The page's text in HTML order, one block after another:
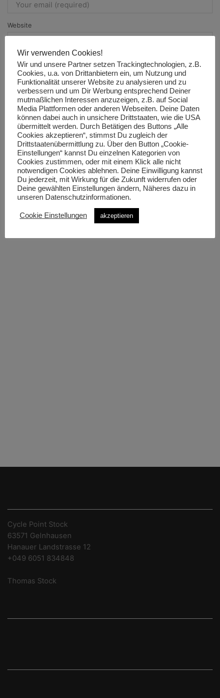
Website
Save my name, email, and website in this browser for
the next time I comment.
Bike Leasing
JobRad – mit dem Dienstfahrrad zur Arbeit. Jetzt
informieren!
jetzt informieren
Cycle Point Stock
63571 Gelnhausen
Hanauer Landstrasse 12
+049 6051 834848
Thomas Stock
Wir verwenden Cookies!
Wir und unsere Partner setzen Trackingtechnologien, z.B.
Cookies, u.a. von Drittanbietern ein, um Nutzung und
Funktionalität unserer Website zu analysieren und zu
verbessern und um Dir Werbung entsprechend Deiner
mutmaßlichen Interessen anzuzeigen, z.B. auf Social
Media Plattformen oder anderen Webseiten. Deine Daten
können dabei auch in unsichere Drittstaaten, wie die USA
übermittelt werden. Durch Betätigen des Buttons „Alle
Cookies akzeptieren“, stimmst Du zugleich der
Drittstaatenübermittlung zu. Über den Button „Cookie-
Einstellungen“ kannst Du einzelnen Kategorien von
Cookies zustimmen, oder mit einem Klick alle nicht
notwendigen Cookies ablehnen. Deine Einwilligung kannst
Du jederzeit, mit Wirkung für die Zukunft widerrufen oder
Deine gewählten Einstellungen ändern, Näheres dazu in
unseren Datenschutzinformationen.
Cookie Einstellungen akzeptieren